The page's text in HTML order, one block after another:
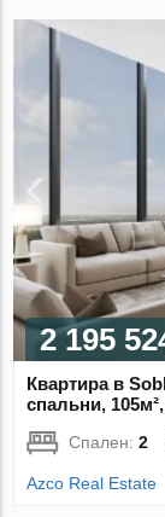
2 195
Квартира в
спальни,
Спален:2
Azco Real Estate